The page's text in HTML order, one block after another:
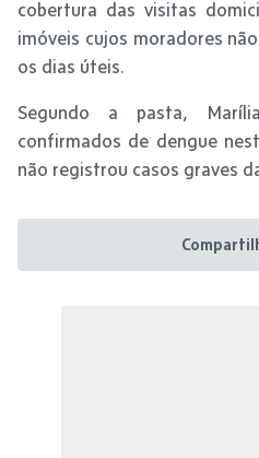
cobertura das visitas
imóveis cujos moradores
os dias úteis.
Segundo a pasta,
confirmados de dengue
não registrou casos graves